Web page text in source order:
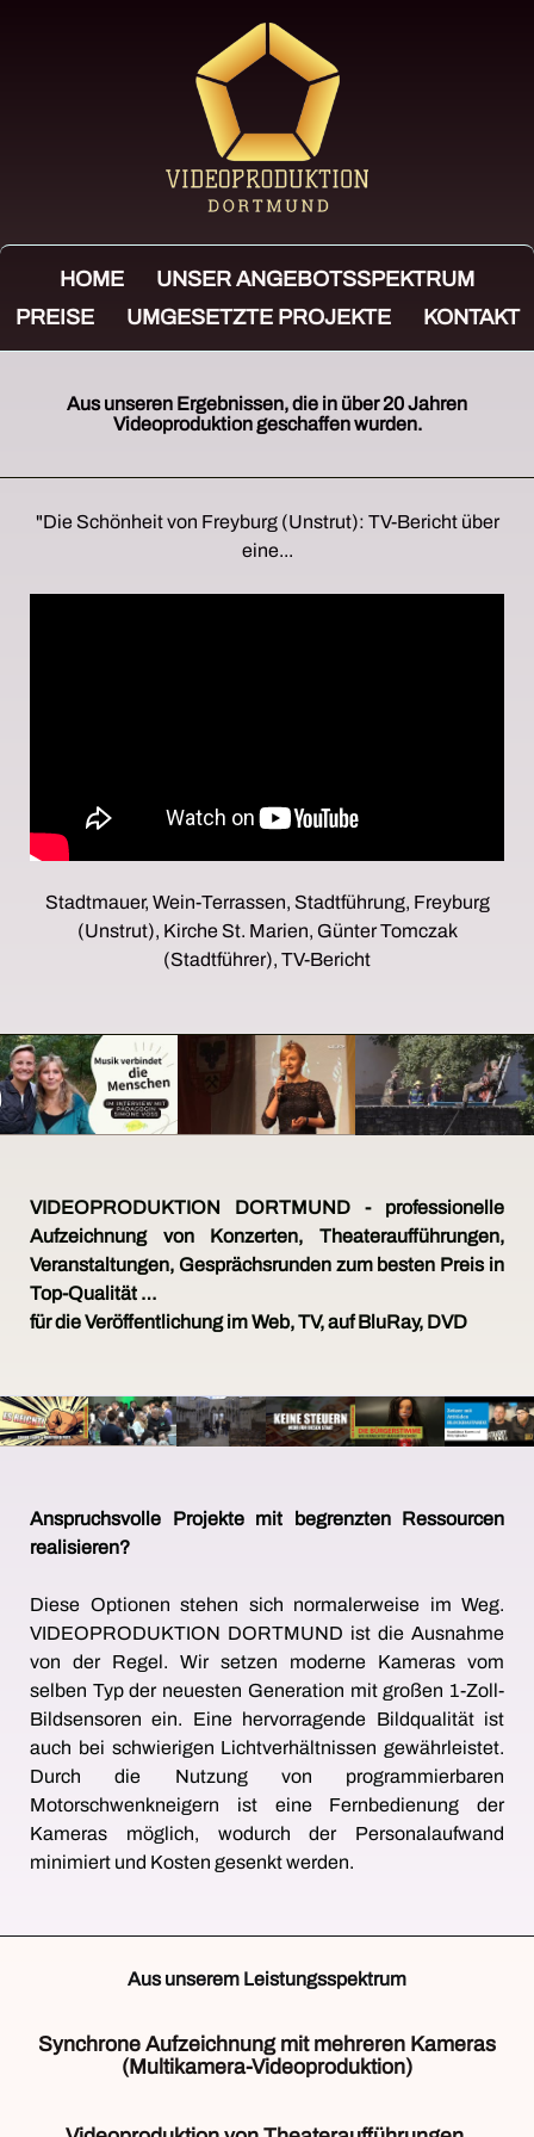
HOME
UNSER ANGEBOTSSPEKTRUM
PREISE
UMGESETZTE PROJEKTE KONTAKT
Aus unseren Ergebnissen, die in über 20 Jahren
Videoproduktion geschaffen wurden.
"Die Schönheit von Freyburg (Unstrut): TV-Bericht über
eine...
Stadtmauer, Wein-Terrassen, Stadtführung, Freyburg
(Unstrut), Kirche St. Marien, Günter Tomczak
(Stadtführer), TV-Bericht
VIDEOPRODUKTION DORTMUND - professionelle
Aufzeichnung von Konzerten, Theateraufführungen,
Veranstaltungen, Gesprächsrunden zum besten Preis in
Top-Qualität …
für die Veröffentlichung im Web, TV, auf BluRay, DVD
Anspruchsvolle Projekte mit begrenzten Ressourcen
realisieren?
Diese Optionen stehen sich normalerweise im Weg.
VIDEOPRODUKTION DORTMUND ist die Ausnahme
von der Regel. Wir setzen moderne Kameras vom
selben Typ der neuesten Generation mit großen 1-Zoll-
Bildsensoren ein. Eine hervorragende Bildqualität ist
auch bei schwierigen Lichtverhältnissen gewährleistet.
Durch die Nutzung von programmierbaren
Motorschwenkneigern ist eine Fernbedienung der
Kameras möglich, wodurch der Personalaufwand
minimiert und Kosten gesenkt werden.
Aus unserem Leistungsspektrum
Synchrone Aufzeichnung mit mehreren Kameras
(Multikamera-Videoproduktion)